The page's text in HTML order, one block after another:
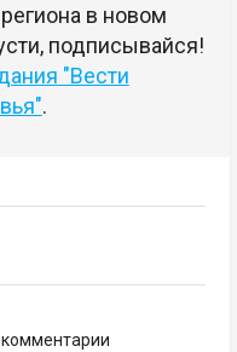
в новом
подписывайся!
"Вести
.